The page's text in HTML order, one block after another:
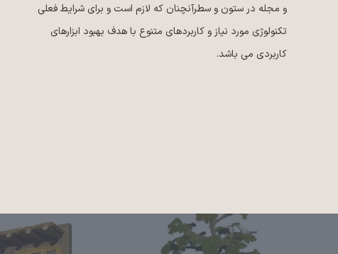
و مجله در ستون و سطرآنچنان که لازم است و برای شرایط فعلی
تکنولوژی مورد نیاز و کاربردهای متنوع با هدف بهبود ابزارهای
کاربردی می باشد.
ادیب ماکت | بازآفرینی خانه‌های سنتی ایرانی